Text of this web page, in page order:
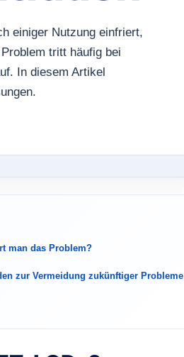
einiger Nutzung einfriert,
tritt häufig bei
In diesem Artikel
man das Problem?
zur Vermeidung zukünftiger Probleme